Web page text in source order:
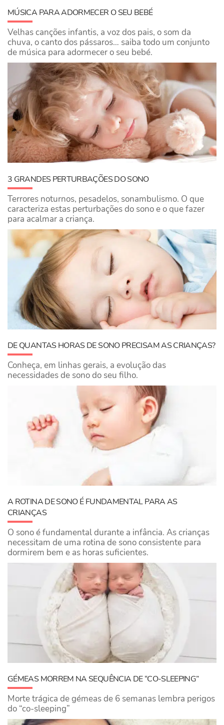
MÚSICA PARA ADORMECER O SEU BEBÉ
Velhas canções infantis, a voz dos pais, o som da
chuva, o canto dos pássaros… saiba todo um conjunto
de música para adormecer o seu bebé.
3 GRANDES PERTURBAÇÕES DO SONO
Terrores noturnos, pesadelos, sonambulismo. O que
caracteriza estas perturbações do sono e o que fazer
para acalmar a criança.
DE QUANTAS HORAS DE SONO PRECISAM AS CRIANÇAS?
Conheça, em linhas gerais, a evolução das
necessidades de sono do seu filho.
A ROTINA DE SONO É FUNDAMENTAL PARA AS
CRIANÇAS
O sono é fundamental durante a infância. As crianças
necessitam de uma rotina de sono consistente para
dormirem bem e as horas suficientes.
GÉMEAS MORREM NA SEQUÊNCIA DE “CO-SLEEPING”
Morte trágica de gémeas de 6 semanas lembra perigos
do “co-sleeping”